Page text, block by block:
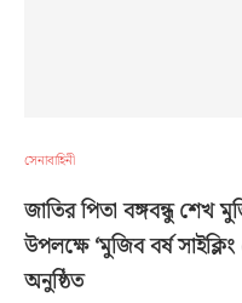
সেনাবাহিনী
জাতির পিতা বঙ্গবন্ধু শেখ
উপলক্ষে ‘মুজিব বর্ষ
অনুষ্ঠিত